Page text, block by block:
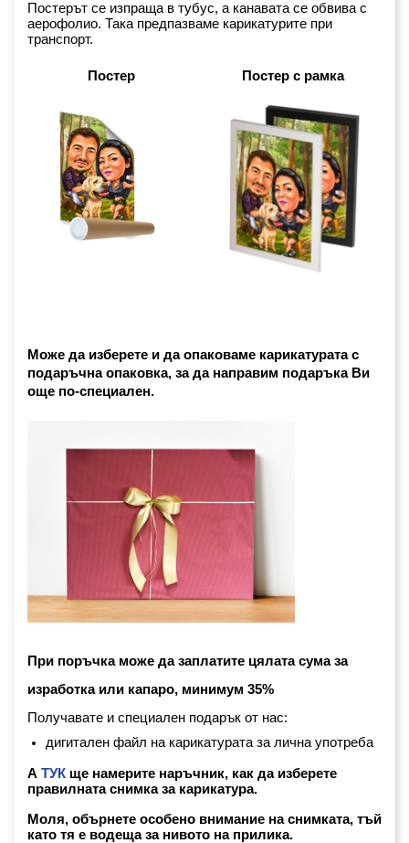
Постерът се изпраща в тубус, а канавата се обвива с
аерофолио. Така предпазваме карикатурите при
транспорт.
Постер Постер с рамка
Може да изберете и да опаковаме карикатурата с
подаръчна опаковка, за да направим подаръка Ви
още по-специален.
При поръчка може да заплатите цялата сума за
изработка или капаро, минимум 35%
Получавате и специален подарък от нас:
дигитален файл на карикатурата за лична употреба
А ТУК ще намерите наръчник, как да изберете
правилната снимка за карикатура.
Моля, обърнете особено внимание на снимката, тъй
като тя е водеща за нивото на прилика.